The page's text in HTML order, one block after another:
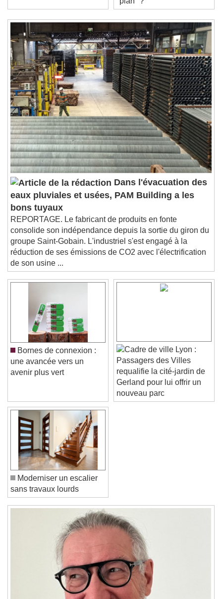
Loaded:0%
Stream TypeLIVE
Seek to live, currently behind liveLIVE
Remaining Time-0:00
1x
Playback Rate
Chapters
Chapters
Descriptions
descriptions off, selected
Subtitles
subtitles settings, opens subtitles
settings dialog
subtitles off, selected
Audio Track
This is a modal window.
Beginning of dialog window. Escape will cancel
and close the window.
Text
Color
Caption Area Background
Color Opacity
Font Size
Font Family
Reset
Done
Close Modal Dialog
End of dialog window.
"plan" ?
Dans l'évacuation des
eaux pluviales et usées, PAM Building a les
bons tuyaux
REPORTAGE. Le fabricant de produits en fonte
consolide son indépendance depuis la sortie du giron du
groupe Saint-Gobain. L'industriel s'est engagé à la
réduction de ses émissions de CO2 avec l'électrification
de son usine ...
Bornes de connexion :
une avancée vers un
Lyon :
Passagers des Villes
requalifie la cité-jardin de
Gerland pour lui offrir un
nouveau parc
Moderniser un escalier
sans travaux lourds